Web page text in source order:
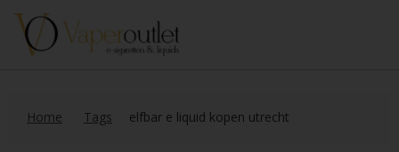
Home Tags elfbar e liquid kopen utrecht